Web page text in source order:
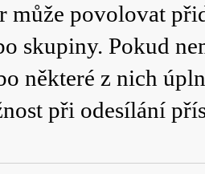
může povolovat
skupiny. Pokud
některé z nich
při odesílání